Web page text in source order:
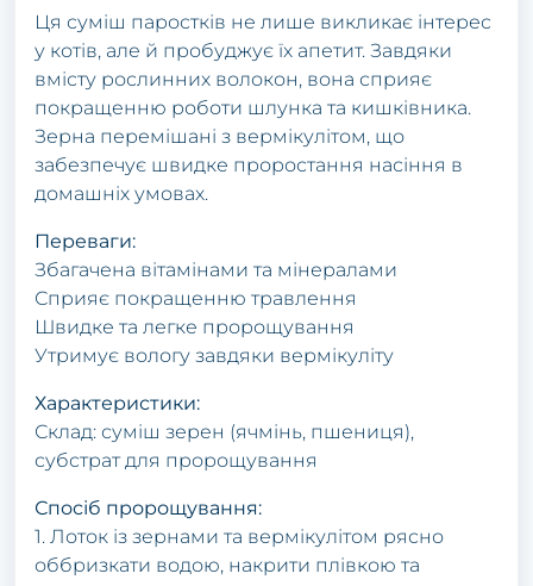
Ця суміш паростків не лише викликає інтерес
у котів, але й пробуджує їх апетит. Завдяки
вмісту рослинних волокон, вона сприяє
покращенню роботи шлунка та кишківника.
Зерна перемішані з вермікулітом, що
забезпечує швидке проростання насіння в
домашніх умовах.
Переваги:
Збагачена вітамінами та мінералами
Сприяє покращенню травлення
Швидке та легке пророщування
Утримує вологу завдяки вермікуліту
Характеристики:
Склад: суміш зерен (ячмінь, пшениця),
субстрат для пророщування
Спосіб пророщування:
1. Лоток із зернами та вермікулітом рясно
оббризкати водою, накрити плівкою та